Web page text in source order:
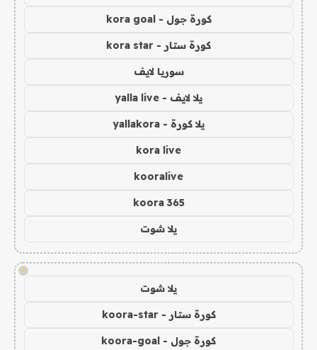
كورة جول - kora goal
كورة ستار - kora star
سوريا لايف
يلا لايف - yalla live
يلا كورة - yallakora
kora live
kooralive
koora 365
يلا شوت
!
يلا شوت
كورة ستار - koora-star
كورة جول - koora-goal